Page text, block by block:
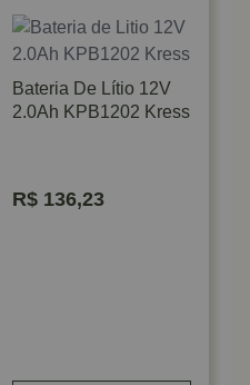
Bateria De Lítio 12V
2.0Ah KPB1202 Kress
R$ 136,23